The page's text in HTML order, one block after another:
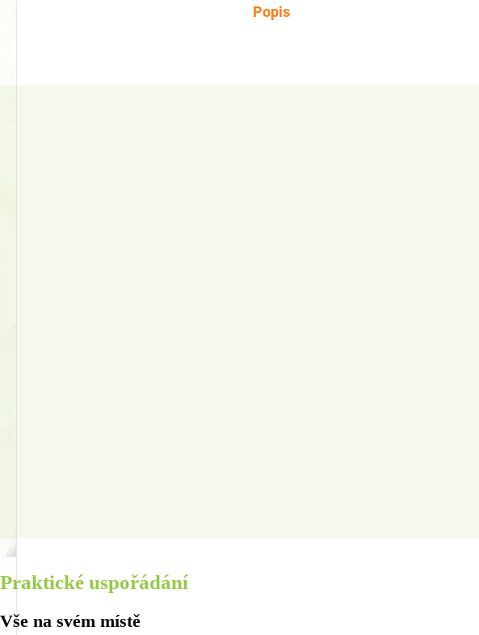
Popis
Praktické uspořádání
Vše na svém místě